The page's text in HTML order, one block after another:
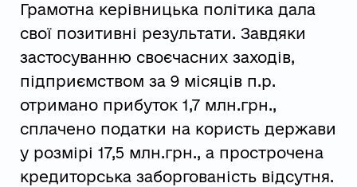
Грамотна керівницька політика дала
свої позитивні результати. Завдяки
застосуванню своєчасних заходів,
підприємством за 9 місяців п.р.
отримано прибуток 1,7 млн.грн.,
сплачено податки на користь держави
у розмірі 17,5 млн.грн., а прострочена
кредиторська заборгованість відсутня.